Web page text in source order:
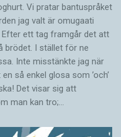
Vi pratar bantuspråket
jag valt är omugaati
Efter ett tag framgår det att
brödet. I stället för ne
Inte misstänkte jag när
så enkel glosa som ’och’
Det visar sig att
man kan tro;…